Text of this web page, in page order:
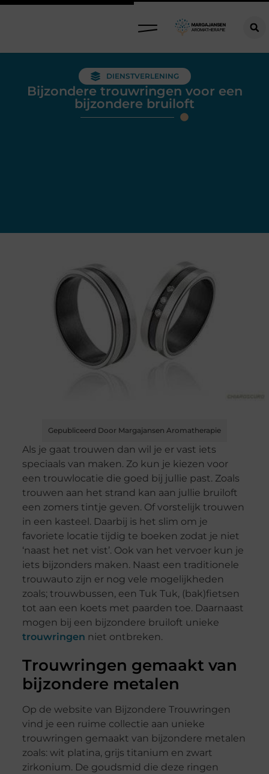
DIENSTVERLENING
Bijzondere trouwringen voor een
bijzondere bruiloft
Gepubliceerd Door Margajansen Aromatherapie
Als je gaat trouwen dan wil je er vast iets
speciaals van maken. Zo kun je kiezen voor
een trouwlocatie die goed bij jullie past. Zoals
trouwen aan het strand kan aan jullie bruiloft
een zomers tintje geven. Of vorstelijk trouwen
in een kasteel. Daarbij is het slim om je
favoriete locatie tijdig te boeken zodat je niet
‘naast het net vist’. Ook van het vervoer kun je
iets bijzonders maken. Naast een traditionele
trouwauto zijn er nog vele mogelijkheden
zoals; trouwbussen, een Tuk Tuk, (bak)fietsen
tot aan een koets met paarden toe. Daarnaast
mogen bij een bijzondere bruiloft unieke
trouwringen niet ontbreken.
Trouwringen gemaakt van
bijzondere metalen
Op de website van Bijzondere Trouwringen
vind je een ruime collectie aan unieke
trouwringen gemaakt van bijzondere metalen
zoals: wit platina, grijs titanium en zwart
zirkonium. De goudsmid die deze ringen